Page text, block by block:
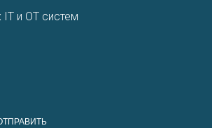
и OT систем